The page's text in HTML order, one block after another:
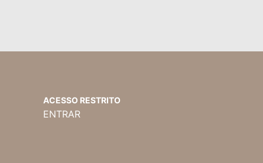
ACESSO RESTRITO
ENTRAR